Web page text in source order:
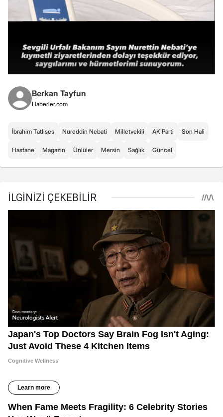
Berkan Tayfun
Haberler.com
İbrahim Tatlıses Nureddin Nebati Milletvekili AK Parti Son Hali
Hastane Magazin Ünlüler Mersin Sağlık Güncel